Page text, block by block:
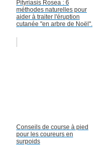
Pityriasis Rosea : 6
méthodes naturelles pour
aider à traiter l'éruption
cutanée "en arbre de Noël".
Conseils de course à pied
pour les coureurs en
surpoids